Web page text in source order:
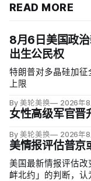
READ MORE
8月6日美国政
出生公民权
特朗普对多晶硅加征
上限
By 美轮美换 2026年
女性高级军官晋
By 美轮美换 2026年
美情报评估普京
美国最新情报评估
衅北约」的判断，